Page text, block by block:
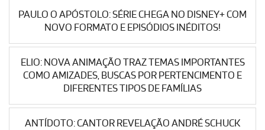
PAULO O APÓSTOLO: SÉRIE CHEGA NO DISNEY+ COM
NOVO FORMATO E EPISÓDIOS INÉDITOS!
ELIO: NOVA ANIMAÇÃO TRAZ TEMAS IMPORTANTES
COMO AMIZADES, BUSCAS POR PERTENCIMENTO E
DIFERENTES TIPOS DE FAMÍLIAS
ANTÍDOTO: CANTOR REVELAÇÃO ANDRÉ SCHUCK